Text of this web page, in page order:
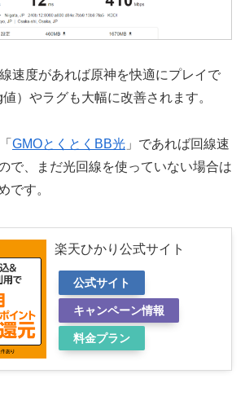
速度があれば原神を快適にプレイで
）やラグも大幅に改善されます。
GMOとくとくBB光 」であれば回線速
で、まだ光回線を使っていない場合は
です。
楽天ひかり公式サイト
公式サイト
キャンペーン情報
料金プラン